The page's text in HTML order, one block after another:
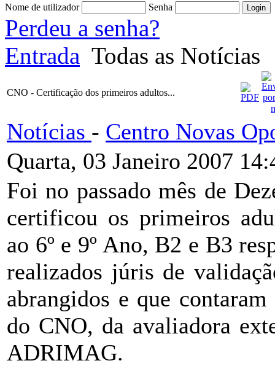
Nome de utilizador Senha
Perdeu a senha?
Entrada Todas as Notícias
CNO - Certificação dos primeiros adultos...
Notícias - Centro Novas
Quarta, 03 Janeiro 2007
Foi no passado mês de
certificou os primeiros
ao 6º e 9º Ano, B2 e B3
realizados júris de
abrangidos e que
do CNO, da avaliadora
ADRIMAG.